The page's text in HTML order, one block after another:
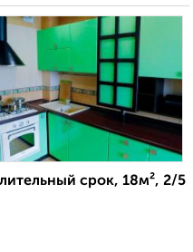
срок, 18м², 2/5